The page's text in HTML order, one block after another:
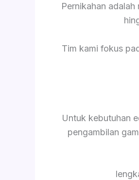
Pernikahan
Tim kami fokus
Untuk kebutuhan
pengambilan